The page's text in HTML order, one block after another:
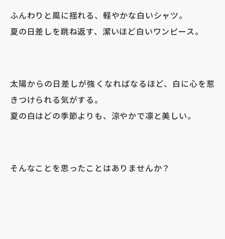
ふんわりと風に揺れる、軽やかな白いシャツ。
夏の日差しを跳ね返す、潔いほど白いワンピース。
太陽からの日差しが強くなればなるほど、白に心を惹
きつけられる気がする。
夏の白はどの季節よりも、涼やかで凛と美しい。
そんなことを思ったことはありませんか？